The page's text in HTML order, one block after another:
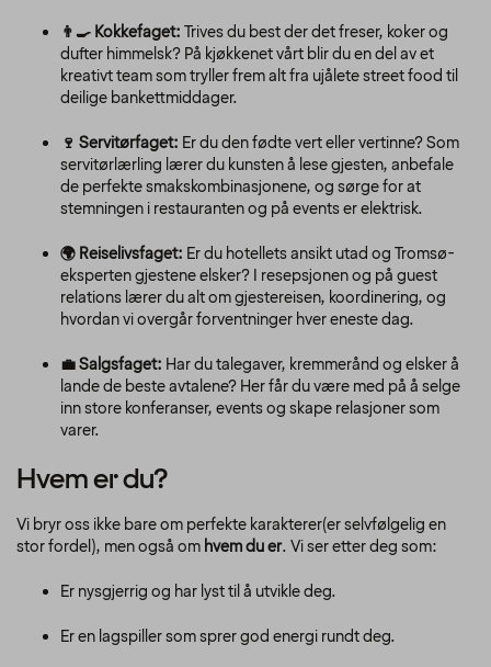
👨‍🍳 Kokkefaget: Trives du best der det freser, koker og
dufter himmelsk? På kjøkkenet vårt blir du en del av et
kreativt team som tryller frem alt fra ujålete street food til
deilige bankettmiddager.
🍷 Servitørfaget: Er du den fødte vert eller vertinne? Som
servitørlærling lærer du kunsten å lese gjesten, anbefale
de perfekte smakskombinasjonene, og sørge for at
stemningen i restauranten og på events er elektrisk.
🌍 Reiselivsfaget: Er du hotellets ansikt utad og Tromsø-
eksperten gjestene elsker? I resepsjonen og på guest
relations lærer du alt om gjestereisen, koordinering, og
hvordan vi overgår forventninger hver eneste dag.
💼 Salgsfaget: Har du talegaver, kremmerånd og elsker å
lande de beste avtalene? Her får du være med på å selge
inn store konferanser, events og skape relasjoner som
varer.
Hvem er du?
Vi bryr oss ikke bare om perfekte karakterer(er selvfølgelig en
stor fordel), men også om hvem du er. Vi ser etter deg som:
Er nysgjerrig og har lyst til å utvikle deg.
Er en lagspiller som sprer god energi rundt deg.